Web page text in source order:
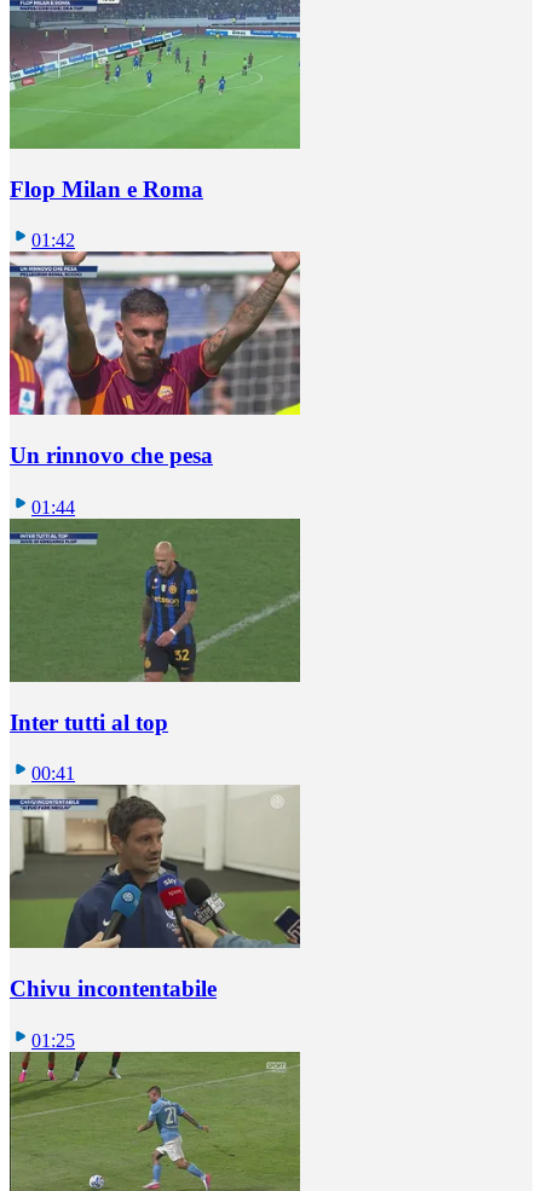
Flop Milan e Roma
01:42
Un rinnovo che pesa
01:44
Inter tutti al top
00:41
Chivu incontentabile
01:25